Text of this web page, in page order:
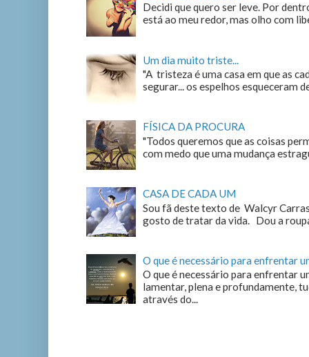
Decidi que quero ser leve. Por
está ao meu redor, mas olho com
Um dia muito triste...
"A tristeza é uma casa em que as
segurar... os espelhos esqueceram
FÍSICA DA PROCURA
"Todos queremos que as coisas
com medo que uma mudança
CASA DE CADA UM
Sou fã deste texto de Walcyr
gosto de tratar da vida. Dou a
O que é necessário para enfrentar
O que é necessário para enfrentar
lamentar, plena e profundamente,
através do...